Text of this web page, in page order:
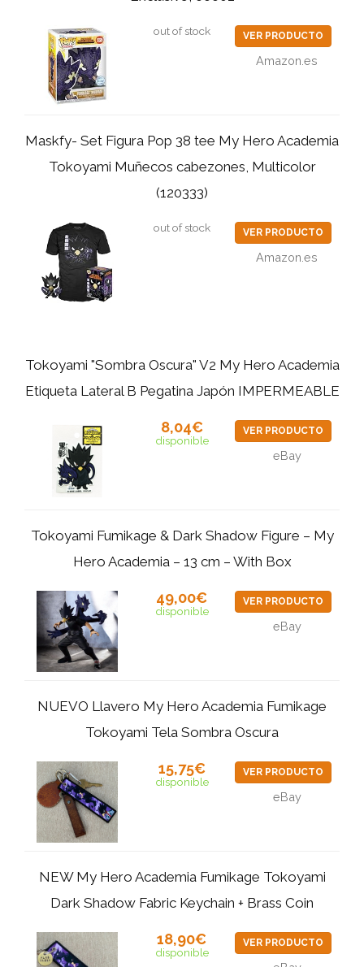
out of stock VER PRODUCTO
Amazon.es
Maskfy- Set Figura Pop 38 tee My Hero Academia
Tokoyami Muñecos cabezones, Multicolor
(120333)
out of stock VER PRODUCTO
Amazon.es
Tokoyami "Sombra Oscura" V2 My Hero Academia
Etiqueta Lateral B Pegatina Japón IMPERMEABLE
8,04€
disponible
VER PRODUCTO
eBay
Tokoyami Fumikage & Dark Shadow Figure – My
Hero Academia – 13 cm – With Box
49,00€
disponible
VER PRODUCTO
eBay
NUEVO Llavero My Hero Academia Fumikage
Tokoyami Tela Sombra Oscura
15,75€
disponible
VER PRODUCTO
eBay
NEW My Hero Academia Fumikage Tokoyami
Dark Shadow Fabric Keychain + Brass Coin
18,90€
disponible
VER PRODUCTO